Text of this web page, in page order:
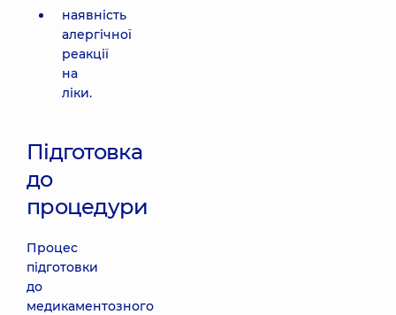
наявність
алергічної
реакції
на
ліки.
Підготовка
до
процедури
Процес
підготовки
до
медикаментозного